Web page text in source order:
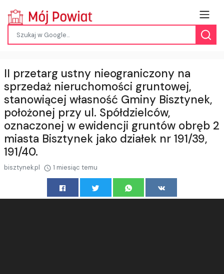
II przetarg ustny nieograniczony na
sprzedaż nieruchomości gruntowej,
stanowiącej własność Gminy Bisztynek,
położonej przy ul. Spółdzielców,
oznaczonej w ewidencji gruntów obręb 2
miasta Bisztynek jako działek nr 191/39,
191/40.
bisztynek.pl 1 miesiąc temu